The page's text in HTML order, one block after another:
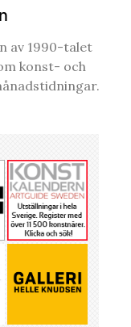
av 1990-talet
konst- och